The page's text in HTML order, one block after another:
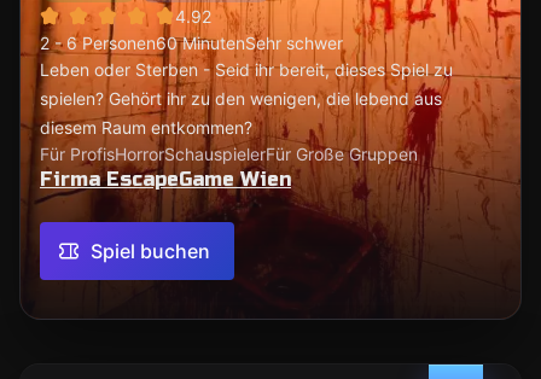
4.92
2 - 6 Personen60 MinutenSehr schwer
Leben oder Sterben - Seid ihr bereit, dieses Spiel zu
spielen? Gehört ihr zu den wenigen, die lebend aus
diesem Raum entkommen?
Für ProfisHorrorSchauspielerFür Große Gruppen
Firma EscapeGame Wien
Spiel buchen